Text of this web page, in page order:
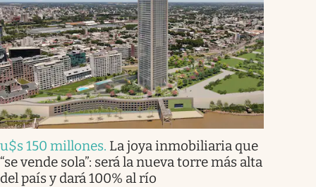
u$s 150 millones. La joya inmobiliaria que
“se vende sola”: será la nueva torre más alta
del país y dará 100% al río